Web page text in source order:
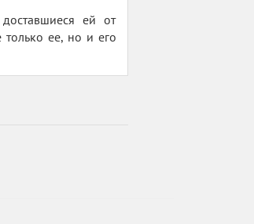
ей от
только ее, но и его